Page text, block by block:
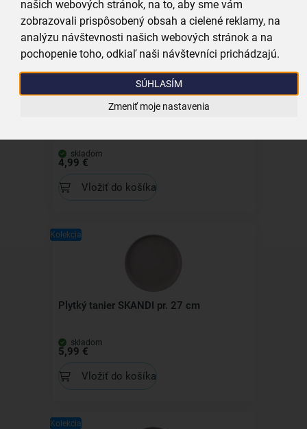
našich webových stránok, na to, aby sme vám
zobrazovali prispôsobený obsah a cielené reklamy, na
analýzu návštevnosti našich webových stránok a na
pochopenie toho, odkiaľ naši návštevníci prichádzajú.
SÚHLASÍM
Zmeniť moje nastavenia
skladom
4,99 €
Vložiť do košíka
Kolekcia
Plytký tanier SKANDI pr. 27 cm
skladom
5,99 €
Vložiť do košíka
Kolekcia